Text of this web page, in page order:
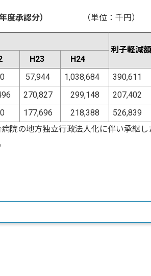
承認分） （単位：千円）
利子軽減額
H23
H24
57,944 1,038,684
390,611
270,827 299,148
207,402
177,696 218,388
526,839
院の地方独立行政法人化に伴い承継し